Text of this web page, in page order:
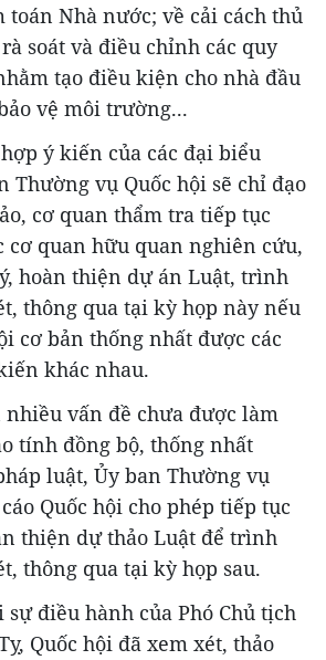
Nhà nước; về cải cách thủ
soát và điều chỉnh các quy
tạo điều kiện cho nhà đầu
vệ môi trường...
ý kiến của các đại biểu
Thường vụ Quốc hội sẽ chỉ đạo
cơ quan thẩm tra tiếp tục
cơ quan hữu quan nghiên cứu,
hoàn thiện dự án Luật, trình
thông qua tại kỳ họp này nếu
cơ bản thống nhất được các
khác nhau.
vấn đề chưa được làm
tính đồng bộ, thống nhất
luật, Ủy ban Thường vụ
Quốc hội cho phép tiếp tục
thiện dự thảo Luật để trình
thông qua tại kỳ họp sau.
điều hành của Phó Chủ tịch
Quốc hội đã xem xét, thảo